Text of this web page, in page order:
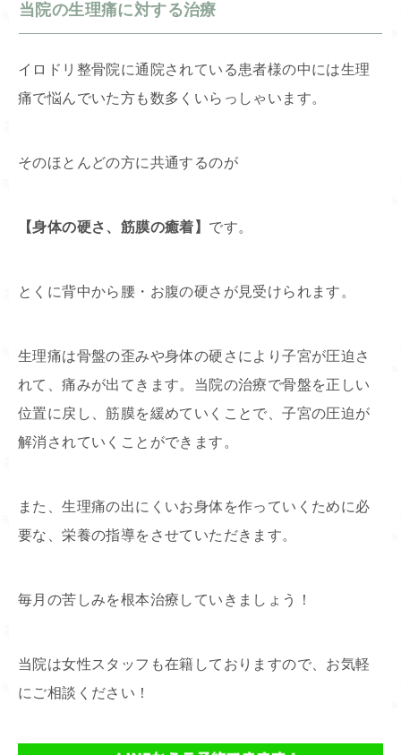
当院の生理痛に対する治療
イロドリ整骨院に通院されている患者様の中には生理
痛で悩んでいた方も数多くいらっしゃいます。
そのほとんどの方に共通するのが
【身体の硬さ、筋膜の癒着】 です。
とくに背中から腰・お腹の硬さが見受けられます。
生理痛は骨盤の歪みや身体の硬さにより子宮が圧迫さ
れて、痛みが出てきます。当院の治療で骨盤を正しい
位置に戻し、筋膜を緩めていくことで、子宮の圧迫が
解消されていくことができます。
また、生理痛の出にくいお身体を作っていくために必
要な、栄養の指導をさせていただきます。
毎月の苦しみを根本治療していきましょう！
当院は女性スタッフも在籍しておりますので、お気軽
にご相談ください！